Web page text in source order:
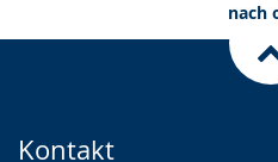
nach
Kontakt